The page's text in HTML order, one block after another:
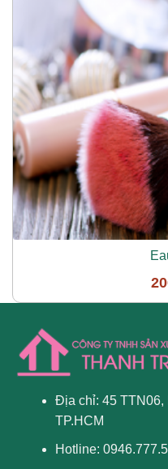
Địa chỉ: 45 TTN06,
TP.HCM
Hotline: